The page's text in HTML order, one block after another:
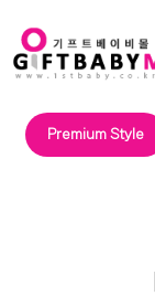
Promotion
Premium Style